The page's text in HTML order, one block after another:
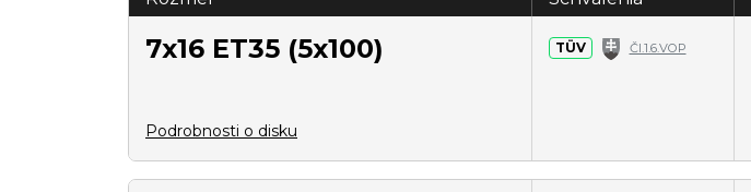
7x16 ET35 (5x100)
Podrobnosti o disku
TÜV Čl.1.6.VOP